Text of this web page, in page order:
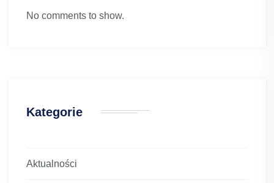
No comments to show.
Kategorie
Aktualności